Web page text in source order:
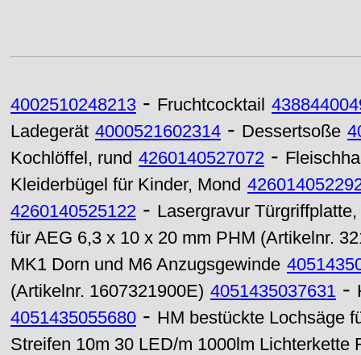
4002510248213 - Fruchtcocktail
Ladegerät 4000521602314 - Dessertsoße
Kochlöffel, rund 4260140527072 -
Kleiderbügel für Kinder, Mond
4260140525122 - Lasergravur
für AEG 6,3 x 10 x 20 mm PHM (Artikelnr.
MK1 Dorn und M6 Anzugsgewinde
(Artikelnr. 1607321900E) 4051435037631 -
4051435055680 - HM bestückte Lochsäge
Streifen 10m 30 LED/m 1000lm Lichterkette